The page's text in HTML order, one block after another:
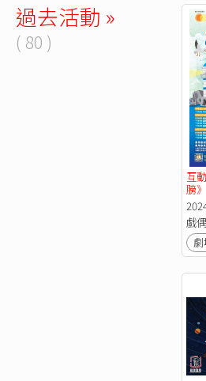
過去活動 »
( 80 )
互
膀
訓
戲